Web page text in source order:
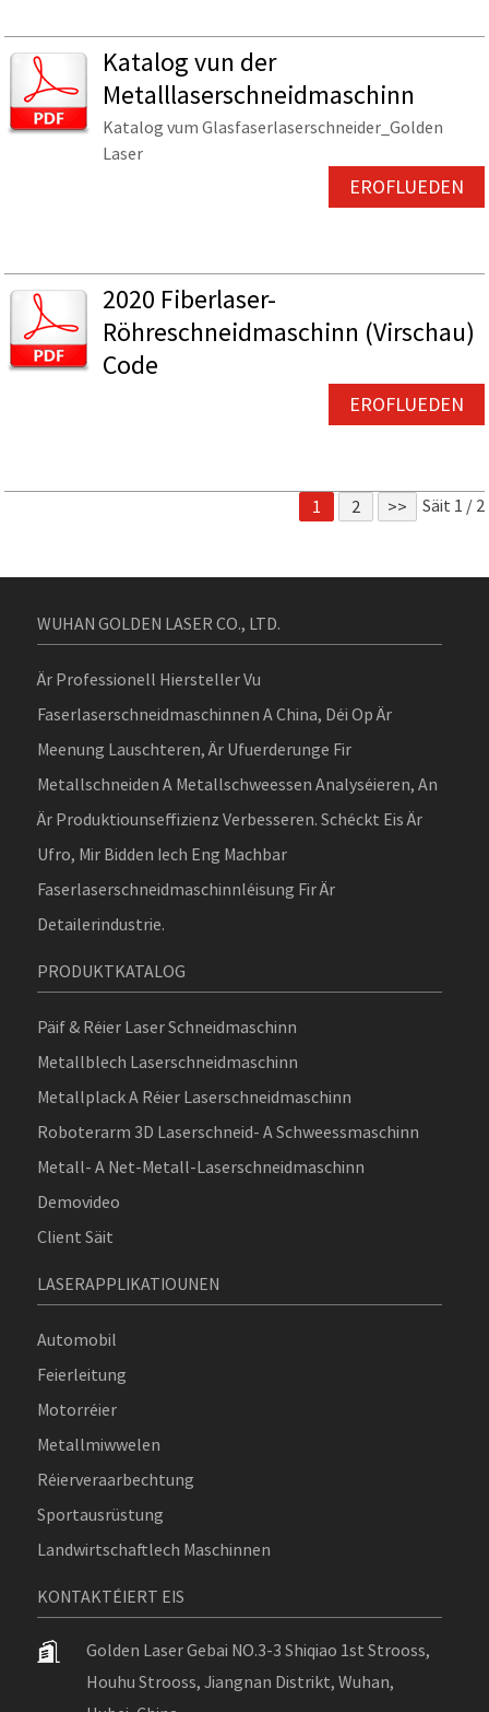
Katalog vun der
Metalllaserschneidmaschinn
Katalog vum Glasfaserlaserschneider_Golden
Laser
EROFLUEDEN
2020 Fiberlaser-
Röhreschneidmaschinn (Virschau)
Code
EROFLUEDEN
1 2 >> Säit 1 / 2
WUHAN GOLDEN LASER CO., LTD.
Är Professionell Hiersteller Vu
Faserlaserschneidmaschinnen A China, Déi Op Är
Meenung Lauschteren, Är Ufuerderunge Fir
Metallschneiden A Metallschweessen Analyséieren, An
Är Produktiounseffizienz Verbesseren. Schéckt Eis Är
Ufro, Mir Bidden Iech Eng Machbar
Faserlaserschneidmaschinnléisung Fir Är
Detailerindustrie.
PRODUKTKATALOG
Päif & Réier Laser Schneidmaschinn
Metallblech Laserschneidmaschinn
Metallplack A Réier Laserschneidmaschinn
Roboterarm 3D Laserschneid- A Schweessmaschinn
Metall- A Net-Metall-Laserschneidmaschinn
Demovideo
Client Säit
LASERAPPLIKATIOUNEN
Automobil
Feierleitung
Motorréier
Metallmiwwelen
Réierveraarbechtung
Sportausrüstung
Landwirtschaftlech Maschinnen
KONTAKTÉIERT EIS
Golden Laser Gebai NO.3-3 Shiqiao 1st Strooss,
Houhu Strooss, Jiangnan Distrikt, Wuhan,